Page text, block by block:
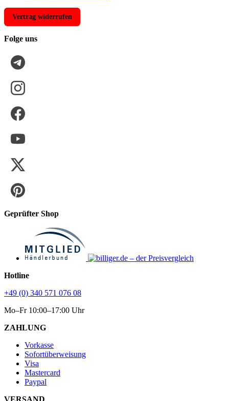
Vertrag widerrufen
Folge uns
Geprüfter Shop
Hotline
+49 (0) 340 571 076 08
Mo–Fr 10:00–17:00 Uhr
ZAHLUNG
Vorkasse
Sofortüberweisung
Visa
Mastercard
Paypal